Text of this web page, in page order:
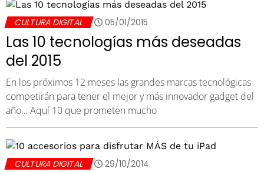
CULTURA DIGITAL 05/01/2015
Las 10 tecnologías más deseadas
del 2015
En los próximos 12 meses las grandes marcas tecnológicas
competirán para tener el mejor y más innovador gadget del
año… Aquí 10 que prometen mucho
CULTURA DIGITAL 29/10/2014